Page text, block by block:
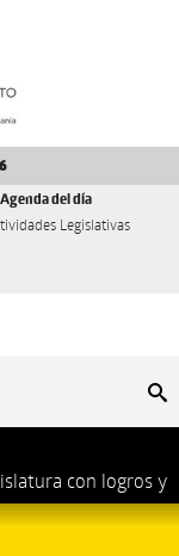
Agenda del día
Legislativas
con logros y